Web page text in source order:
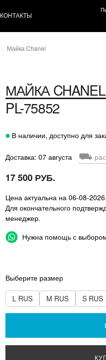
КОНТАКТЫ
Майка Chanel
МАЙКА CHANEL
PL-75852
В наличии, доступно для
Доставка: 07 августа ⛟
17 500 РУБ.
Цена актуальна на 06-08-2026.
Для окончательного
менеджер.
Нужна помощь с
Выберите размер
L RUS M RUS S RUS